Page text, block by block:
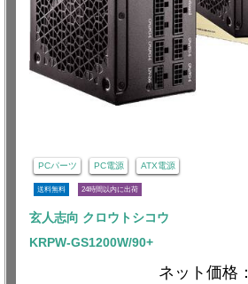
PCパーツ PC電源 ATX電源
送料無料 24時間以内に出荷
玄人志向 クロウトシコウ
KRPW-GS1200W/90+
ネット価格：